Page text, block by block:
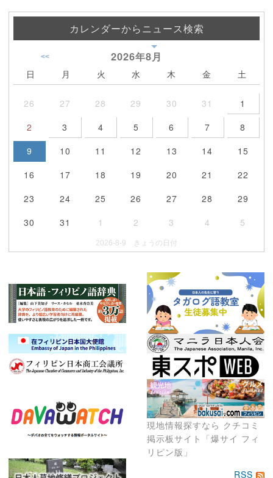
現地情報探すなら クチコミ
掲示板サイト「爆サイ フィ
リピン版」
カレンダーからニュース検索
2026年8月
<<
日 月 火 水 木 金 土
26 27 28 29 30 31
1
2
3 4 5 6 7
8
9
10 11 12 13 14
15
16
17 18 19 20 21
22
23
24 25 26 27 28
29
30
31 1 2 3 4 5
2026-8-9 きょうの日付
RSS